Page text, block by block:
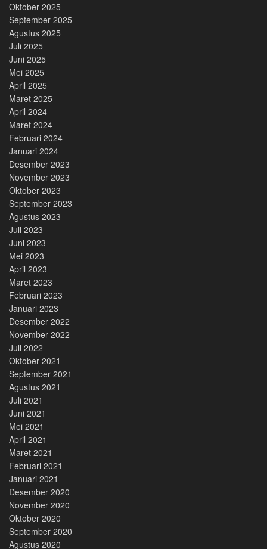
Oktober 2025
September 2025
Agustus 2025
Juli 2025
Juni 2025
Mei 2025
April 2025
Maret 2025
April 2024
Maret 2024
Februari 2024
Januari 2024
Desember 2023
November 2023
Oktober 2023
September 2023
Agustus 2023
Juli 2023
Juni 2023
Mei 2023
April 2023
Maret 2023
Februari 2023
Januari 2023
Desember 2022
November 2022
Juli 2022
Oktober 2021
September 2021
Agustus 2021
Juli 2021
Juni 2021
Mei 2021
April 2021
Maret 2021
Februari 2021
Januari 2021
Desember 2020
November 2020
Oktober 2020
September 2020
Agustus 2020